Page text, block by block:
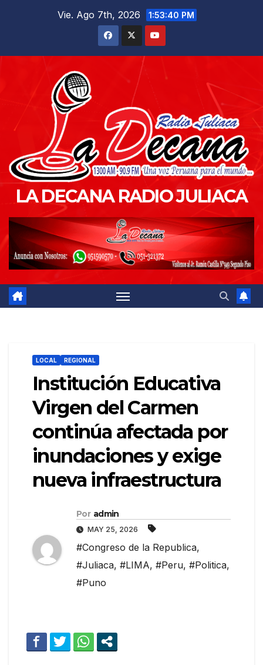
Vie. Ago 7th, 2026 1:53:41 PM
LA DECANA RADIO JULIACA
LOCAL REGIONAL
Institución Educativa
Virgen del Carmen
continúa afectada por
inundaciones y exige
nueva infraestructura
Por admin
MAY 25, 2026
#Congreso de la Republica,
#Juliaca, #LIMA, #Peru, #Politica,
#Puno